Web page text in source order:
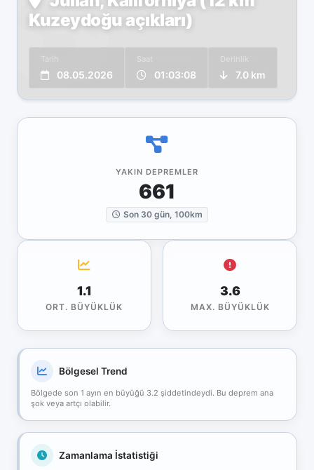
Kuzeydoğu açıkları)
Tarih
08.05.2026
Saat
01:03:08
Derinlik
7.0 km
YAKIN DEPREMLER
661
Son 30 gün, 100km
1.1
ORT. BÜYÜKLÜK
3.6
MAX. BÜYÜKLÜK
Bölgesel Trend
Bölgede son 1 ayın en büyüğü 3.2 şiddetindeydi. Bu deprem ana
şok veya artçı olabilir.
Zamanlama İstatistiği